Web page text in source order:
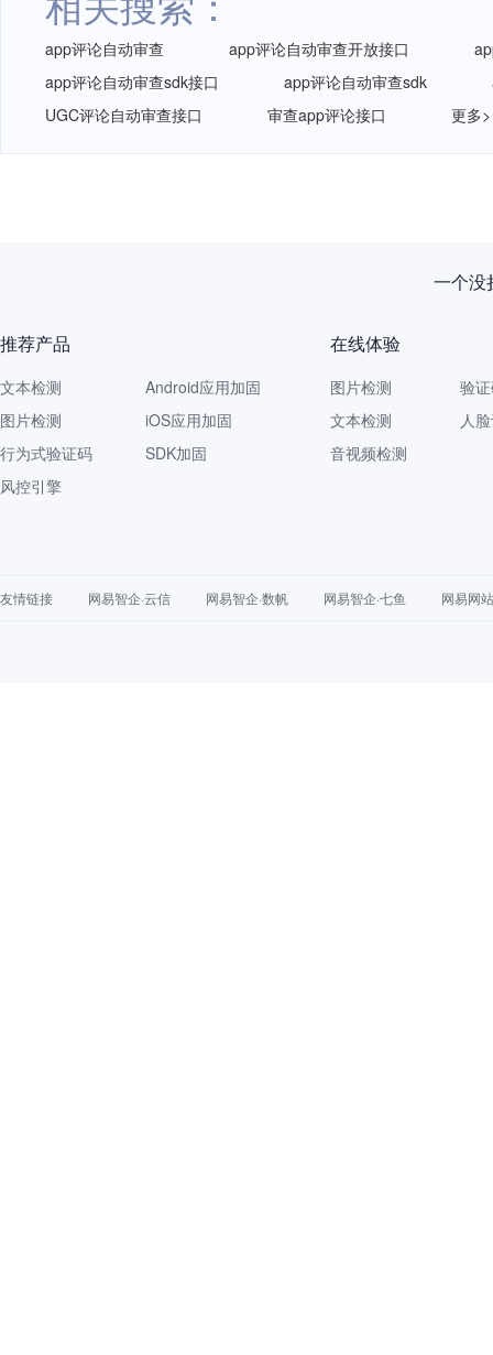
app评论自动审查 app评论自动审查开放接口
app评论自动审查sdk接口
app评论自动审查sdk
UGC评论自动审查接口
审查app评论接口 更多>
一个没
推荐产品
文本检测
图片检测
行为式验证码
风控引擎
Android应用加固
iOS应用加固
SDK加固
在线体验
图片检测
文本检测
音视频检测
验
人
友情链接 网易智企·云信 网易智企·数帆 网易智企·七鱼 网易网